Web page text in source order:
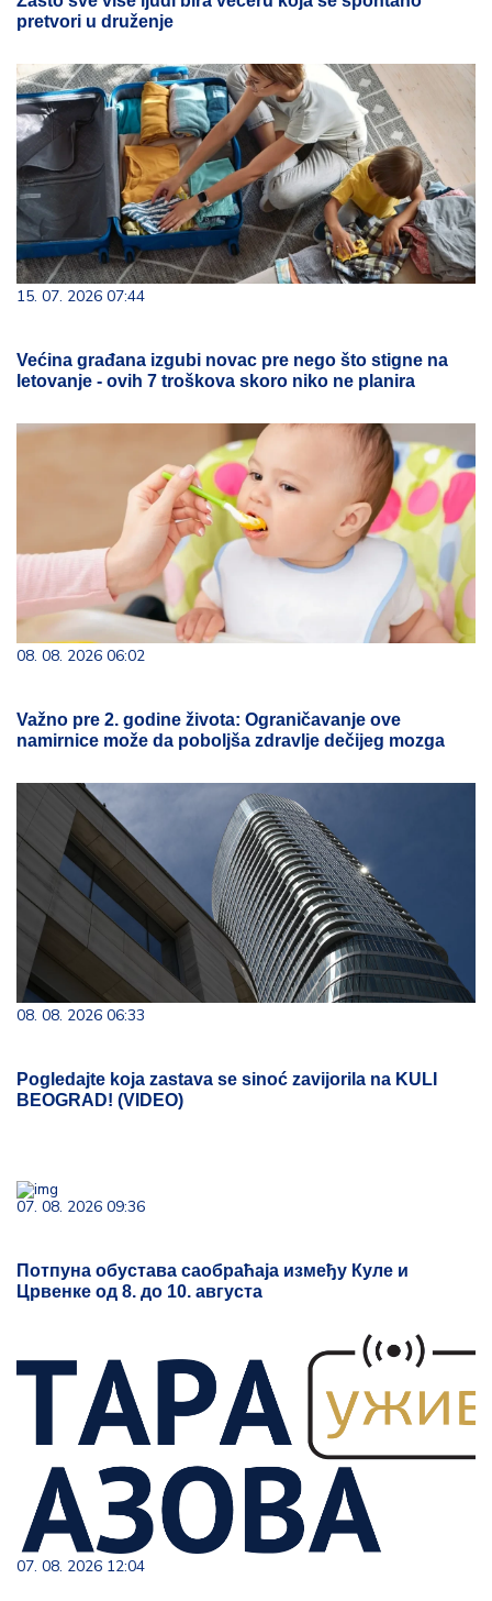
pretvori u druženje
15. 07. 2026 07:44
Većina građana izgubi novac pre nego što stigne na
letovanje - ovih 7 troškova skoro niko ne planira
08. 08. 2026 06:02
Važno pre 2. godine života: Ograničavanje ove
namirnice može da poboljša zdravlje dečijeg mozga
08. 08. 2026 06:33
Pogledajte koja zastava se sinoć zavijorila na KULI
BEOGRAD! (VIDEO)
07. 08. 2026 09:36
Потпуна обустава саобраћаја између Куле и
Црвенке од 8. до 10. августа
07. 08. 2026 12:04